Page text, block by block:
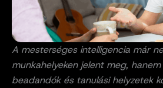
A mesterséges intelligencia már
munkahelyeken jelent meg,
beadandók és tanulási helyzetek